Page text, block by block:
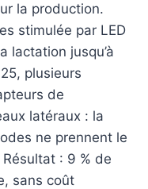
la production.
stimulée par LED
lactation jusqu’à
plusieurs
de
latéraux : la
ne prennent le
: 9 % de
sans coût